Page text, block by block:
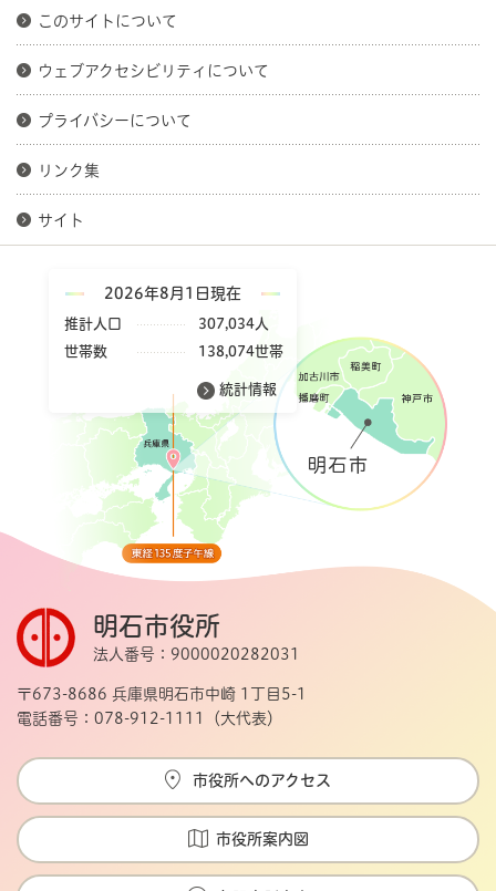
このサイトについて
ウェブアクセシビリティについて
プライバシーについて
リンク集
サイト
2026年8月1日現在
推計人口
307,034人
世帯数
138,074世帯
統計情報
明石市役所
法人番号：9000020282031
〒673-8686 兵庫県明石市中崎 1丁目5-1
電話番号：078-912-1111（大代表）
市役所へのアクセス
市役所案内図